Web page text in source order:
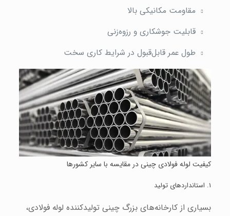
مقاومت مکانیکی بالا
قابلیت جوشکاری و رزوه‌زنی
طول عمر قابل‌قبول در شرایط کاری سخت
کیفیت لوله فولادی چینی در مقایسه با سایر کشورها
۱. استانداردهای تولید
بسیاری از کارخانه‌های بزرگ چینی تولیدکننده لوله فولادی،